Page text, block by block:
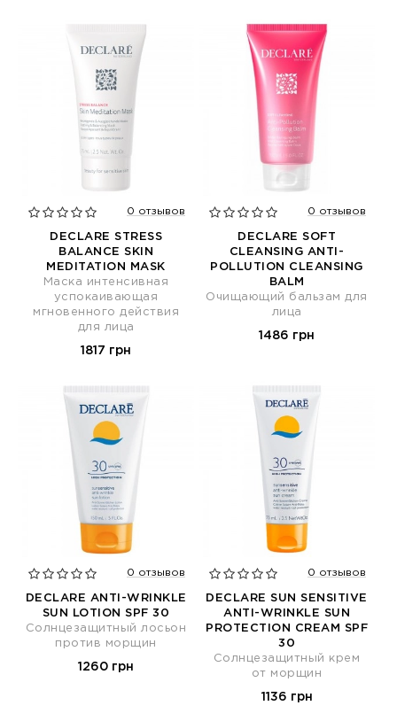
0 отзывов
DECLARE STRESS
BALANCE SKIN
MEDITATION MASK
Маска интенсивная
успокаивающая
мгновенного действия
для лица
1817 грн
0 отзывов
DECLARE SOFT
CLEANSING ANTI-
POLLUTION CLEANSING
BALM
Очищающий бальзам для
лица
1486 грн
0 отзывов
DECLARE ANTI-WRINKLE
SUN LOTION SPF 30
Солнцезащитный лосьон
против морщин
1260 грн
0 отзывов
DECLARE SUN SENSITIVE
ANTI-WRINKLE SUN
PROTECTION CREAM SPF
30
Солнцезащитный крем
от морщин
1136 грн